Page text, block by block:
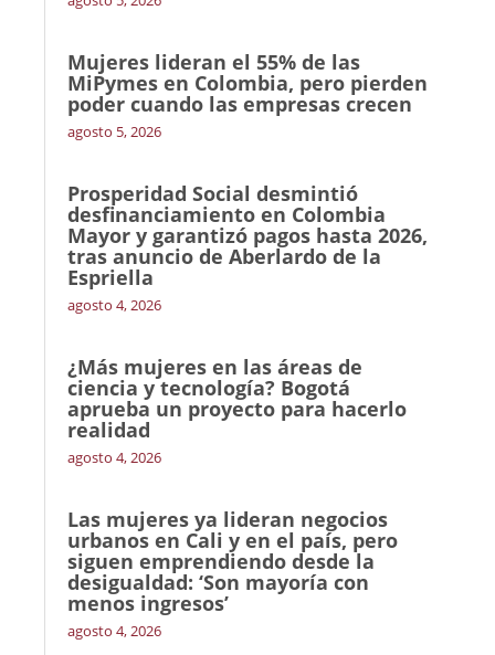
Mujeres lideran el 55% de las
MiPymes en Colombia, pero pierden
poder cuando las empresas crecen
agosto 5, 2026
Prosperidad Social desmintió
desfinanciamiento en Colombia
Mayor y garantizó pagos hasta 2026,
tras anuncio de Aberlardo de la
Espriella
agosto 4, 2026
¿Más mujeres en las áreas de
ciencia y tecnología? Bogotá
aprueba un proyecto para hacerlo
realidad
agosto 4, 2026
Las mujeres ya lideran negocios
urbanos en Cali y en el país, pero
siguen emprendiendo desde la
desigualdad: ‘Son mayoría con
menos ingresos’
agosto 4, 2026